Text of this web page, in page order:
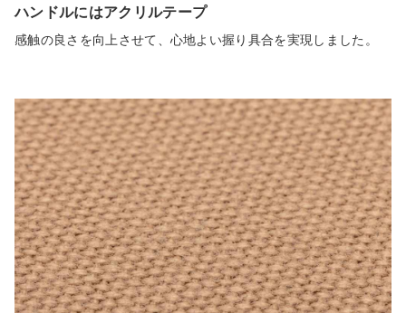
ハンドルにはアクリルテープ
感触の良さを向上させて、心地よい握り具合を実現しました。